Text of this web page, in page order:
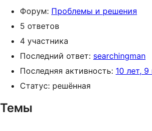
Форум: Проблемы и решения
5 ответов
4 участника
Последний ответ: searchingman
Последняя активность: 10 лет,
Статус: решённая
Темы